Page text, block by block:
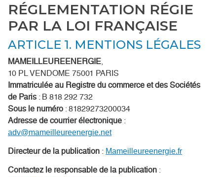
RÉGLEMENTATION RÉGIE
PAR LA LOI FRANÇAISE
ARTICLE 1. MENTIONS LÉGALES
MAMEILLEUREENERGIE
10 PL VENDOME 75001 PARIS
Immatriculée au Registre du commerce et des Sociétés
de Paris : B 818 292 732
Sous le numéro : 81829273200034
Adresse de courrier électronique :
adv@mameilleureenergie.net
Directeur de la publication : Mameilleureenergie.fr
Contactez le responsable de la publication :